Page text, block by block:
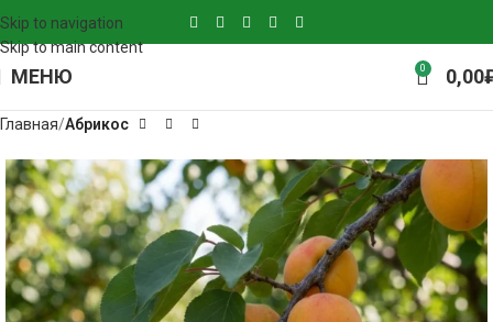
Skip to navigation
Skip to main content
МЕНЮ 0 0,00
Главная Абрикос